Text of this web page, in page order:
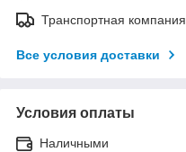
Транспортная компания
Все условия доставки
Условия оплаты
Наличными